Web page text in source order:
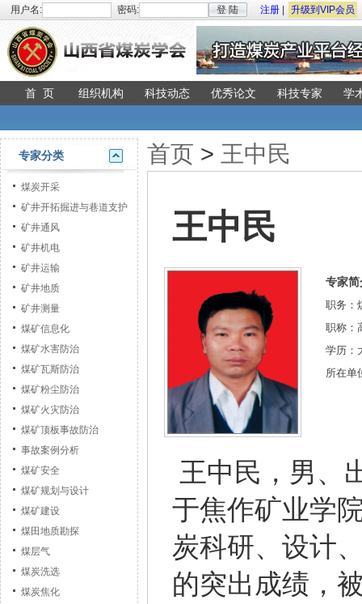
用户名: 密码: 登 陆 注册 升级到VIP会员
学
科技专家
优秀论文
科技动态
组织机构
首 页
专家分类
煤炭开采
矿井开拓掘进与巷道支护
矿井通风
矿井机电
矿井运输
矿井地质
矿井测量
煤矿信息化
煤矿水害防治
煤矿瓦斯防治
煤矿粉尘防治
煤矿火灾防治
煤矿顶板事故防治
事故案例分析
煤矿安全
煤矿规划与设计
煤矿建设
煤田地质勘探
煤层气
煤炭洗选
煤炭焦化
首页 > 王中民
王中民
专家简
职务：
职称：
学历：
所在单
王中民，男、
于焦作矿业学
炭科研、设计
的突出成绩，